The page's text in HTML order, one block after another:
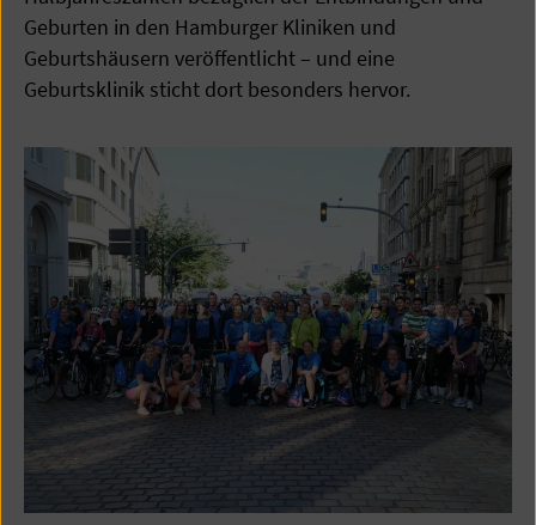
Geburten in den Hamburger Kliniken und
Geburtshäusern veröffentlicht – und eine
Geburtsklinik sticht dort besonders hervor.